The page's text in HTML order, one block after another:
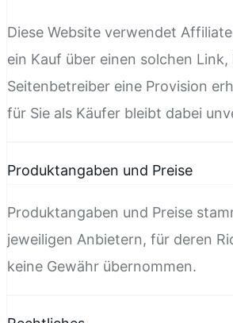
Diese Website verwendet
ein Kauf über einen solchen
Seitenbetreiber eine Provision
für Sie als Käufer bleibt dabei
Produktangaben und Preise
Produktangaben und Preise
jeweiligen Anbietern, für deren
keine Gewähr übernommen.